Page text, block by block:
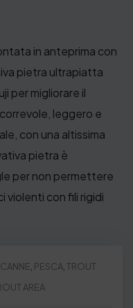
in anteprima con
pietra ultrapiatta
per migliorare il
leggero e
con una altissima
pietra è
per non permettere
violenti con fili rigidi
CANNE PESCA, TROUT
AREA